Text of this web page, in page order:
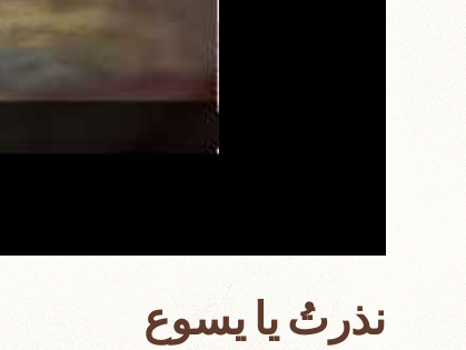
نذرتُ يا يسوع